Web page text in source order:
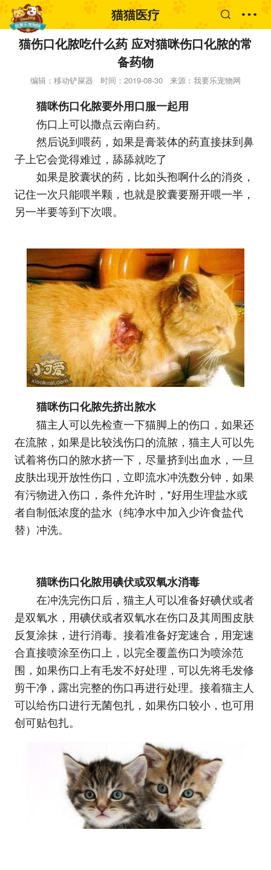
猫猫医疗
猫伤口化脓吃什么药 应对猫咪伤口化脓的常
备药物
编辑：移动铲屎器 时间：2019-08-30 来源：我要乐宠物网
猫咪伤口化脓要外用口服一起用
伤口上可以撒点云南白药。
然后说到喂药，如果是膏装体的药直接抹到鼻
子上它会觉得难过，舔舔就吃了
如果是胶囊状的药，比如头孢啊什么的消炎，
记住一次只能喂半颗，也就是胶囊要掰开喂一半，
另一半要等到下次喂。
猫咪伤口化脓先挤出脓水
猫主人可以先检查一下猫脚上的伤口，如果还
在流脓，如果是比较浅伤口的流脓，猫主人可以先
试着将伤口的脓水挤一下，尽量挤到出血水，一旦
皮肤出现开放性伤口，立即流水冲洗数分钟，如果
有污物进入伤口，条件允许时，*好用生理盐水或
者自制低浓度的盐水（纯净水中加入少许食盐代
替）冲洗。
猫咪伤口化脓用碘伏或双氧水消毒
在冲洗完伤口后，猫主人可以准备好碘伏或者
是双氧水，用碘伏或者双氧水在伤口及其周围皮肤
反复涂抹，进行消毒。接着准备好宠速合，用宠速
合直接喷涂至伤口上，以完全覆盖伤口为喷涂范
围，如果伤口上有毛发不好处理，可以先将毛发修
剪干净，露出完整的伤口再进行处理。接着猫主人
可以给伤口进行无菌包扎，如果伤口较小，也可用
创可贴包扎。